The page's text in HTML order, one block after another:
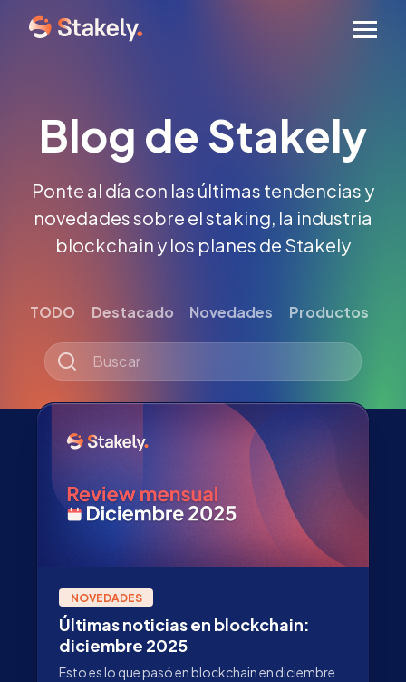
Blog de Stakely
Ponte al día con las últimas tendencias y
novedades sobre el staking, la industria
blockchain y los planes de Stakely
TODO Destacado Novedades Productos
NOVEDADES
Últimas noticias en blockchain:
diciembre 2025
Esto es lo que pasó en blockchain en diciembre